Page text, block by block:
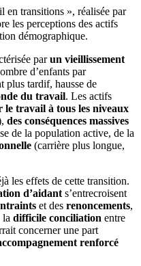
en transitions », réalisée par
les perceptions des actifs
démographique.
parun vieillissement
d’enfants par
plus tardif, hausse de
du travail. Les actifs
le travail à tous les niveaux
des conséquences massives
de la population active, de la
(carrière plus longue,
les effets de cette transition.
d’aidant s’entrecroisent
et des renoncements,
la difficile conciliation entre
concerner une part
renforcé